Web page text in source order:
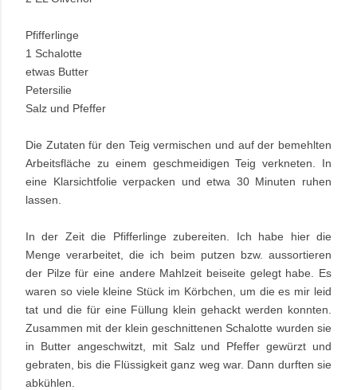
Pfifferlinge
1 Schalotte
etwas Butter
Petersilie
Salz und Pfeffer
Die Zutaten für den Teig vermischen und auf der bemehlten
Arbeitsfläche zu einem geschmeidigen Teig verkneten. In
eine Klarsichtfolie verpacken und etwa 30 Minuten ruhen
lassen.
In der Zeit die Pfifferlinge zubereiten. Ich habe hier die
Menge verarbeitet, die ich beim putzen bzw. aussortieren
der Pilze für eine andere Mahlzeit beiseite gelegt habe. Es
waren so viele kleine Stück im Körbchen, um die es mir leid
tat und die für eine Füllung klein gehackt werden konnten.
Zusammen mit der klein geschnittenen Schalotte wurden sie
in Butter angeschwitzt, mit Salz und Pfeffer gewürzt und
gebraten, bis die Flüssigkeit ganz weg war. Dann durften sie
abkühlen.